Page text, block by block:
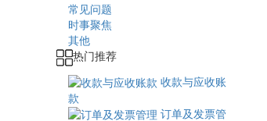
常见问题
时事聚焦
其他
热门推荐
收款与应收账
款
订单及发票管